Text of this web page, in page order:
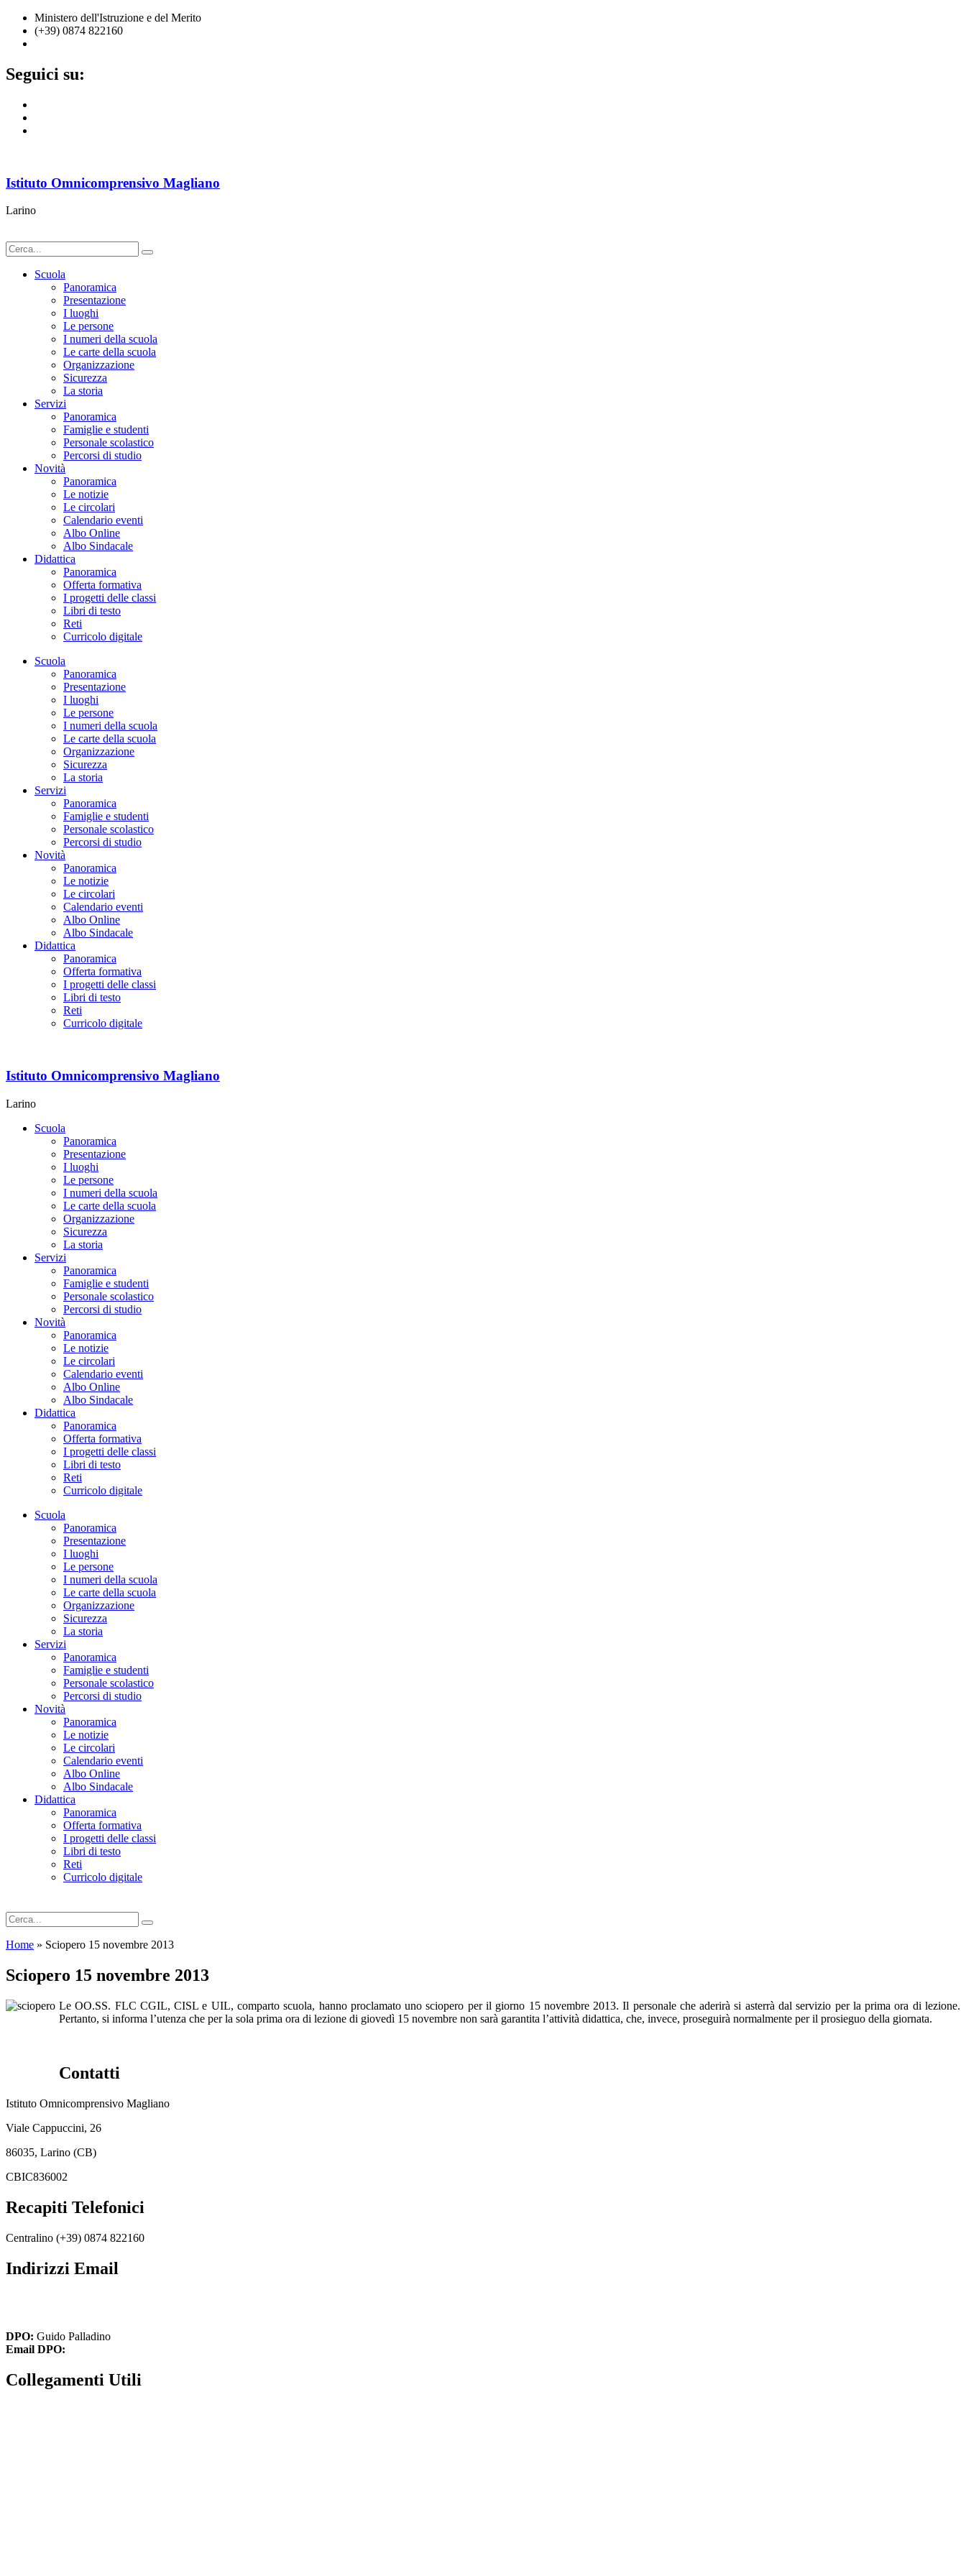
Ministero dell'Istruzione e del Merito
(+39) 0874 822160
Seguici su:
Istituto Omnicomprensivo Magliano
Larino
Scuola
Panoramica
Presentazione
I luoghi
Le persone
I numeri della scuola
Le carte della scuola
Organizzazione
Sicurezza
La storia
Servizi
Panoramica
Famiglie e studenti
Personale scolastico
Percorsi di studio
Novità
Panoramica
Le notizie
Le circolari
Calendario eventi
Albo Online
Albo Sindacale
Didattica
Panoramica
Offerta formativa
I progetti delle classi
Libri di testo
Reti
Curricolo digitale
Scuola
Panoramica
Presentazione
I luoghi
Le persone
I numeri della scuola
Le carte della scuola
Organizzazione
Sicurezza
La storia
Servizi
Panoramica
Famiglie e studenti
Personale scolastico
Percorsi di studio
Novità
Panoramica
Le notizie
Le circolari
Calendario eventi
Albo Online
Albo Sindacale
Didattica
Panoramica
Offerta formativa
I progetti delle classi
Libri di testo
Reti
Curricolo digitale
Istituto Omnicomprensivo Magliano
Larino
Scuola
Panoramica
Presentazione
I luoghi
Le persone
I numeri della scuola
Le carte della scuola
Organizzazione
Sicurezza
La storia
Servizi
Panoramica
Famiglie e studenti
Personale scolastico
Percorsi di studio
Novità
Panoramica
Le notizie
Le circolari
Calendario eventi
Albo Online
Albo Sindacale
Didattica
Panoramica
Offerta formativa
I progetti delle classi
Libri di testo
Reti
Curricolo digitale
Scuola
Panoramica
Presentazione
I luoghi
Le persone
I numeri della scuola
Le carte della scuola
Organizzazione
Sicurezza
La storia
Servizi
Panoramica
Famiglie e studenti
Personale scolastico
Percorsi di studio
Novità
Panoramica
Le notizie
Le circolari
Calendario eventi
Albo Online
Albo Sindacale
Didattica
Panoramica
Offerta formativa
I progetti delle classi
Libri di testo
Reti
Curricolo digitale
Home » Sciopero 15 novembre 2013
Sciopero 15 novembre 2013
Le OO.SS. FLC CGIL, CISL e UIL, comparto scuola, hanno proclamato uno sciopero per il giorno 15 novembre 2013. Il personale che aderirà si asterrà dal servizio per la prima ora di lezione.
Pertanto, si informa l’utenza che per la sola prima ora di lezione di giovedì 15 novembre non sarà garantita l’attività didattica, che, invece, proseguirà normalmente per il prosieguo della giornata.
Contatti
Istituto Omnicomprensivo Magliano
Viale Cappuccini, 26
86035, Larino (CB)
CBIC836002
Recapiti Telefonici
Centralino (+39) 0874 822160
Indirizzi Email
DPO: Guido Palladino
Email DPO:
Collegamenti Utili